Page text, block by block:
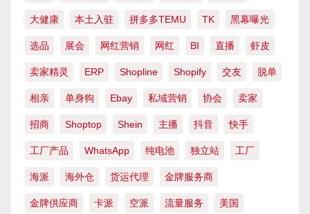
大健康 本土入驻 拼多多TEMU TK 黑幕曝光
选品 展会 网红营销 网红 BI 直播 虾皮
卖家精灵 ERP Shopline Shopify 交友 脱单
相亲 单身狗 Ebay 私域营销 协会 卖家
招商 Shoptop Shein 主播 抖音 快手
工厂产品 WhatsApp 纯电池 独立站 工厂
海派 海外仓 货运代理 金牌服务商
金牌供应商 卡派 空派 流量服务 美国